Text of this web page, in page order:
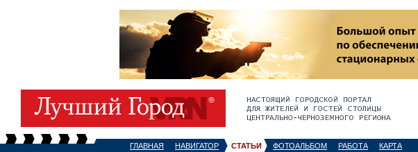
ГЛАВНАЯ НАВИГАТОР СТАТЬИ ФОТОАЛЬБОМ РАБОТА КАРТА